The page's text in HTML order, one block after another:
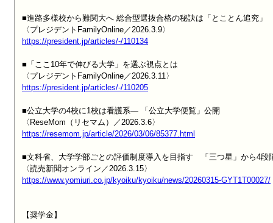
■進路多様校から難関大へ 総合型選抜合格の秘訣は「とことん追究」
https://president.jp/articles/-/110134
■「ここ10年で伸びる大学」を選ぶ視点とは
https://president.jp/articles/-/110205
■公立大学の4校に1校は看護系― 「公立大学便覧」公開
https://resemom.jp/article/2026/03/06/85377.html
■文科省、大学学部ごとの評価制度導入を目指す　「三つ星」から4段
https://www.yomiuri.co.jp/kyoiku/kyoiku/news/20260315-GYT1T00027/
【奨学金】